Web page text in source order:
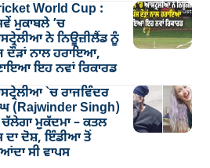
World Cup :
ਮੁਕਾਬਲੇ ’ਚ
ਨੇ ਨਿਊਜ਼ੀਲੈਂਡ ਨੂੰ
ਦੌੜਾਂ ਨਾਲ ਹਰਾਇਆ,
ਇਹ ਨਵਾਂ ਰਿਕਾਰਡ
`ਚ ਰਾਜਵਿੰਦਰ
(Rajwinder Singh)
ਚੱਲੇਗਾ ਮੁੁਕੱਦਮਾ – ਕਤਲ
ਦਾ ਦੋਸ਼, ਇੰਡੀਆ ਤੋਂ
ਸੀ ਵਾਪਸ